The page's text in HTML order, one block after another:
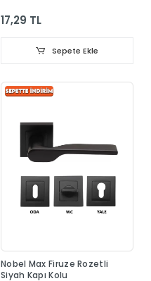
17,29 TL
Sepete Ekle
Nobel Max Firuze Rozetli
Siyah Kapı Kolu